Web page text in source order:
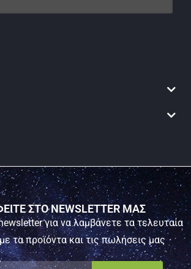
ΣΤΟ NEWSLETTER ΜΑΣ
για να λαμβάνετε τα τελευταία
τα προϊόντα και τις πωλήσεις μας